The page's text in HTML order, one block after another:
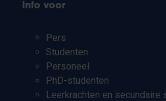
Info voor
Pers
Studenten
Personeel
PhD-studenten
Leerkrachten en secundaire